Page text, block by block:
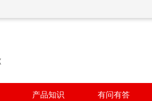
产品知识 有问有答